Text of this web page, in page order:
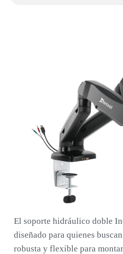
El soporte hidráulico doble
diseñado para quienes
robusta y flexible para